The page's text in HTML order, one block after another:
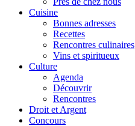
Cuisine
Bonnes adresses
Recettes
Rencontres culinaires
Vins et spiritueux
Culture
Agenda
Découvrir
Rencontres
Droit et Argent
Concours